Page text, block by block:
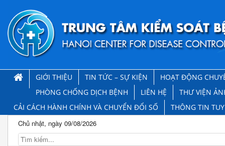
GIỚI THIỆU TIN TỨC – SỰ KIỆN
HOẠT ĐỘNG
PHÒNG CHỐNG DỊCH BỆNH
LIÊN HỆ
THƯ VIỆN
CẢI CÁCH HÀNH CHÍNH VÀ CHUYỂN ĐỔI SỐ
THÔNG TIN
Chủ nhật, ngày 09/08/2026